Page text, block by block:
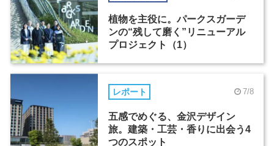
植物を主役に。パークスガーデ
ンの“残して磨く”リニューアル
プロジェクト（1）
レポート 7/8
五感でめぐる、金沢デザイン
旅。建築・工芸・香りに出会う4
つのスポット